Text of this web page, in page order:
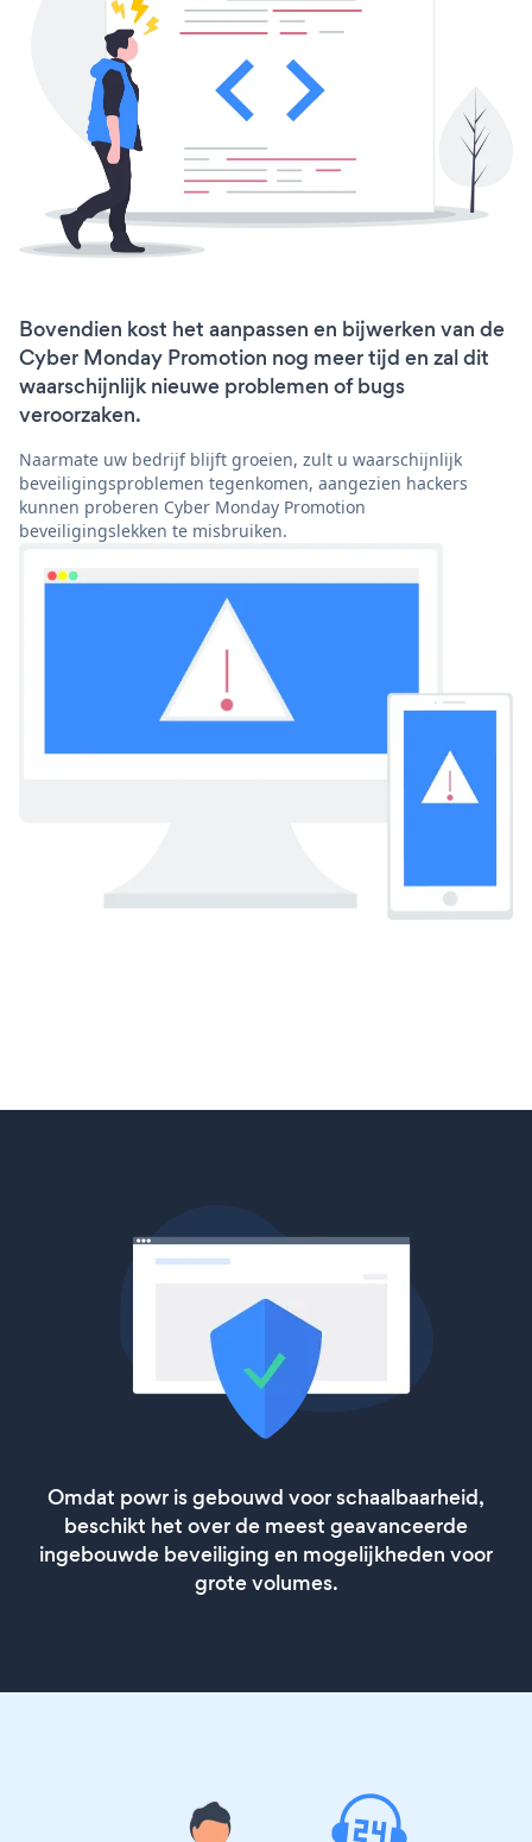
Bovendien kost het aanpassen en bijwerken van de
Cyber Monday Promotion nog meer tijd en zal dit
waarschijnlijk nieuwe problemen of bugs
veroorzaken.
Naarmate uw bedrijf blijft groeien, zult u waarschijnlijk
beveiligingsproblemen tegenkomen, aangezien hackers
kunnen proberen Cyber Monday Promotion
beveiligingslekken te misbruiken.
Omdat powr is gebouwd voor schaalbaarheid,
beschikt het over de meest geavanceerde
ingebouwde beveiliging en mogelijkheden voor
grote volumes.